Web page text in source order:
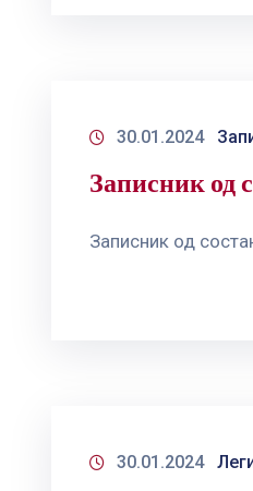
30.01.2024
Записник од
Записник од
30.01.2024